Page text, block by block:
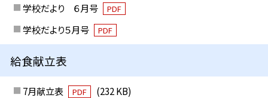
学校だより ６月号
PDF
学校だより５月号 PDF
給食献立表
7月献立表 PDF
(232 KB)